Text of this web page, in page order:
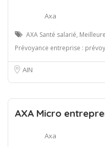
Axa
AXA Santé salarié,
Prévoyance entreprise :
AIN
AXA Micro
Axa